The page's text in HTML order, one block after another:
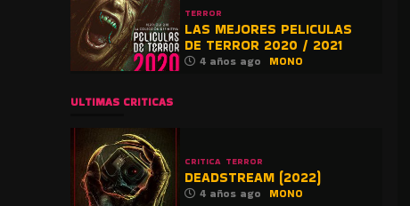
TERROR
LAS MEJORES PELICULAS
DE TERROR 2020 / 2021
4 años ago MONO
ULTIMAS CRITICAS
CRITICA TERROR
DEADSTREAM (2022)
4 años ago MONO